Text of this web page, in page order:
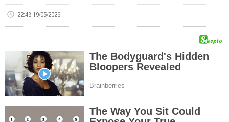
22:43 19/05/2026